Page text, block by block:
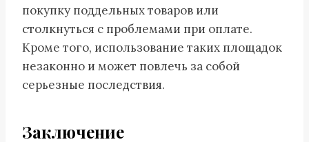
покупку поддельных товаров или
столкнуться с проблемами при оплате.
Кроме того, использование таких площадок
незаконно и может повлечь за собой
серьезные последствия.
Заключение